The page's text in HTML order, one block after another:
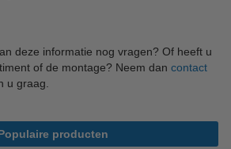
deze informatie nog vragen? Of heeft u
of de montage? Neem dan contact
u graag.
producten